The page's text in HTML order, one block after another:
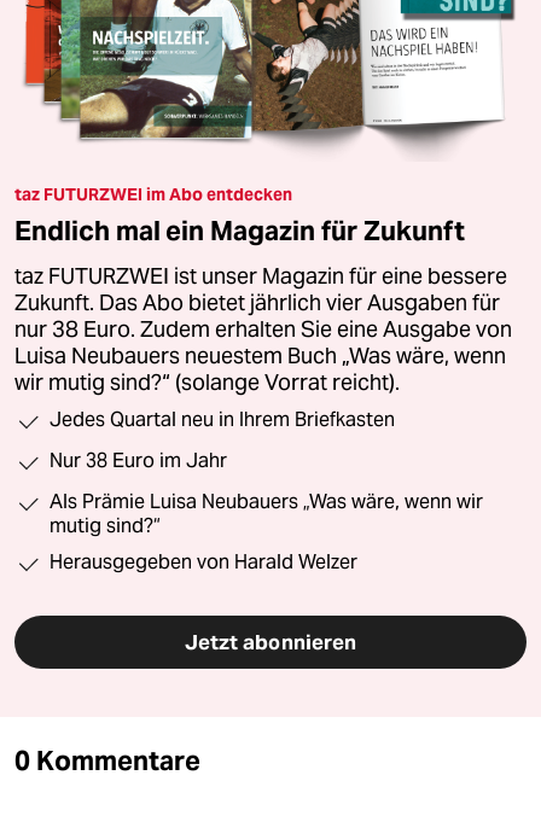
taz FUTURZWEI im Abo entdecken
Endlich mal ein Magazin für Zukunft
taz FUTURZWEI ist unser Magazin für eine bessere
Zukunft. Das Abo bietet jährlich vier Ausgaben für
nur 38 Euro. Zudem erhalten Sie eine Ausgabe von
Luisa Neubauers neuestem Buch „Was wäre, wenn
wir mutig sind?“ (solange Vorrat reicht).
Jedes Quartal neu in Ihrem Briefkasten
Nur 38 Euro im Jahr
Als Prämie Luisa Neubauers „Was wäre, wenn wir
mutig sind?“
Herausgegeben von Harald Welzer
Jetzt abonnieren
0 Kommentare